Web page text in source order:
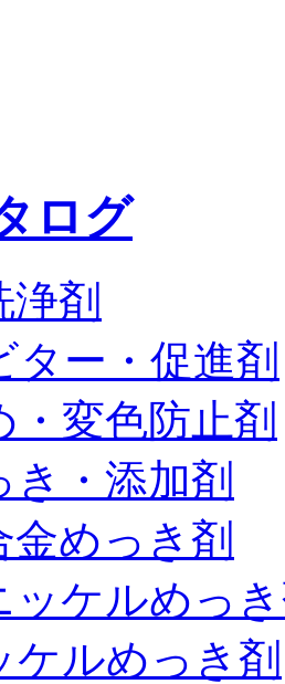
ログ
剤
ター・促進剤
・変色防止剤
き・添加剤
金めっき剤
ッケルめっ
ケルめっき剤